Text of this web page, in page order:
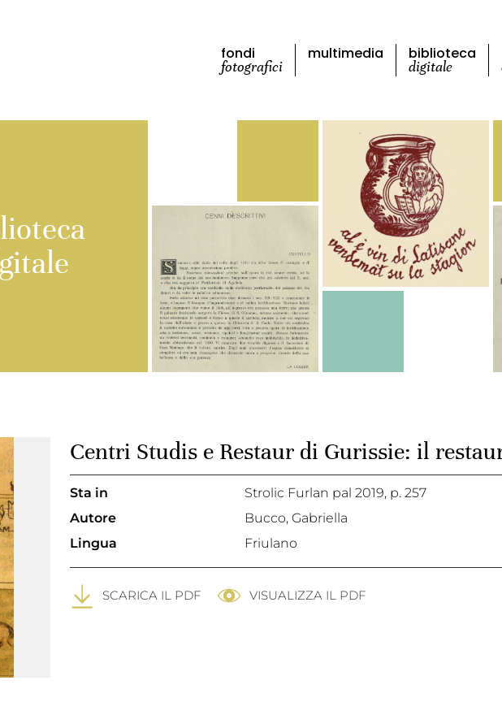
fondi
fotografici
multimedia biblioteca
digitale
Centri Studis e Restaur di Gurissie: il
Sta in Strolic Furlan pal 2019, p. 257
Autore
Bucco, Gabriella
Lingua
Friulano
SCARICA IL PDF VISUALIZZA IL PDF